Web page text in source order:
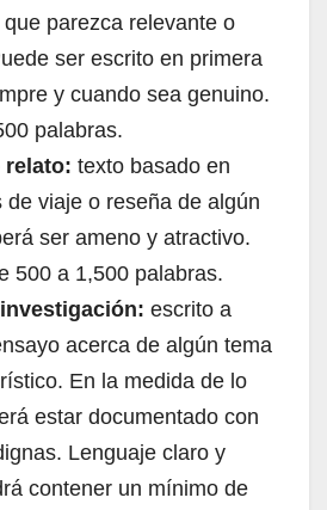
parezca relevante o
ser escrito en primera
y cuando sea genuino.
palabras.
relato: texto basado en
de viaje o reseña de algún
ser ameno y atractivo.
500 a 1,500 palabras.
escrito a
acerca de algún tema
En la medida de lo
estar documentado con
Lenguaje claro y
contener un mínimo de